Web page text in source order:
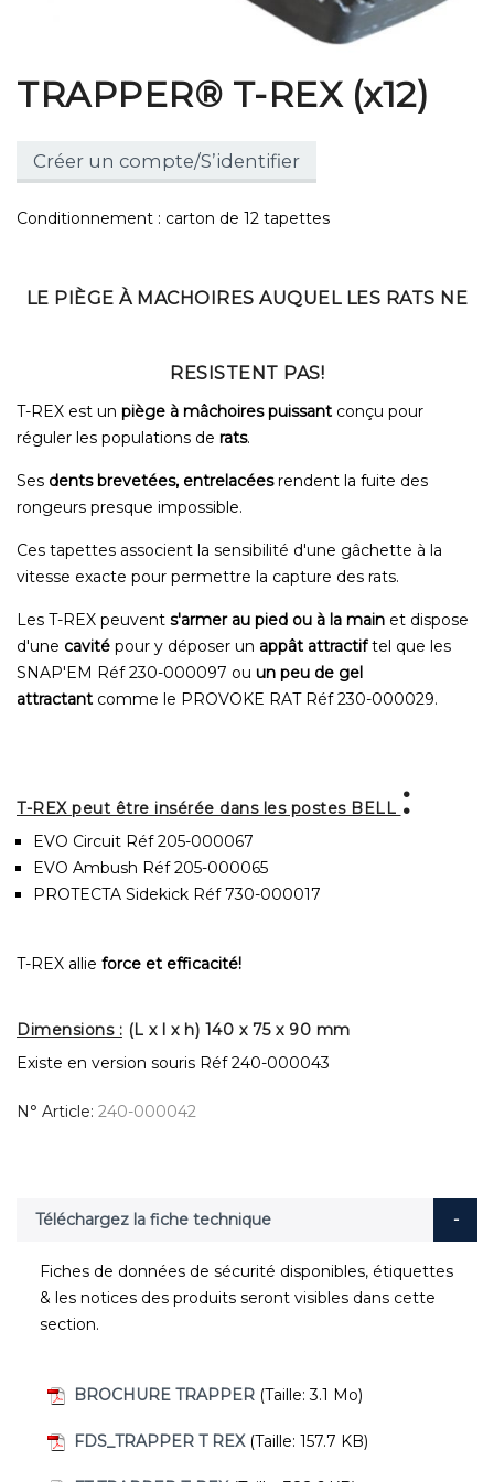
TRAPPER® T-REX (x12)
Créer un compte/S’identifier
Conditionnement : carton de 12 tapettes
LE PIÈGE À MACHOIRES AUQUEL LES RATS NE
RESISTENT PAS!
T-REX est un piège à mâchoires puissant conçu pour
réguler les populations de rats.
Ses dents brevetées, entrelacéesrendent la fuite des
rongeurs presque impossible.
Ces tapettes associent la sensibilité d'une gâchette à la
vitesse exacte pour permettre la capture des rats.
Les T-REX peuvent s'armer au pied ou à la main et dispose
d'une cavité pour y déposer un appât attractiftel que les
SNAP'EM Réf 230-000097 ou un peu de gel
attractant comme le PROVOKE RAT Réf 230-000029.
T-REX peut être insérée dans les postes BELL :
EVO Circuit Réf 205-000067
EVO Ambush Réf 205-000065
PROTECTA Sidekick Réf 730-000017
T-REX allie force et efficacité!
Dimensions : (L x l x h) 140 x 75 x 90 mm
Existe en version souris Réf 240-000043
N° Article 240-000042
Téléchargez la fiche technique
Fiches de données de sécurité disponibles, étiquettes
& les notices des produits seront visibles dans cette
section.
BROCHURE TRAPPER (Taille: 3.1 Mo)
FDS_TRAPPER T REX (Taille: 157.7 KB)